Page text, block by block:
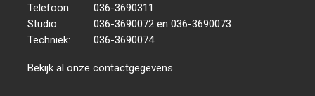
Telefoon:
036-3690311
Studio:
036-3690072 en 036-3690073
Techniek:
036-3690074
Bekijk al onzecontactgegevens